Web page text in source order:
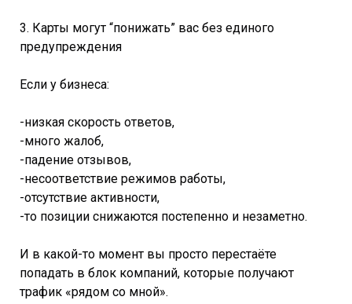
3. Карты могут “понижать” вас без единого
предупреждения
Если у бизнеса:
-низкая скорость ответов,
-много жалоб,
-падение отзывов,
-несоответствие режимов работы,
-отсутствие активности,
-то позиции снижаются постепенно и незаметно.
И в какой-то момент вы просто перестаёте
попадать в блок компаний, которые получают
трафик «рядом со мной».